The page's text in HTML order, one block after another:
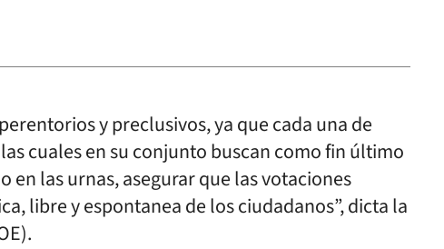
y preclusivos, ya que cada una de
cuales en su conjunto buscan como fin último
las urnas, asegurar que las votaciones
libre y espontanea de los ciudadanos”, dicta la